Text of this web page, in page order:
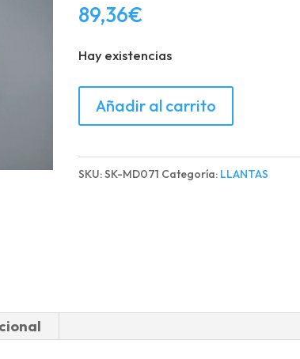
89,36€
Hay existencias
LLANTA
ALUMINIO(AROS)
10
Añadir al carrito
SKU:SK-MD071 Categoría: LLANTAS